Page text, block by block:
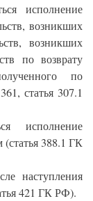
исполнение
возникших
возникших
по возврату
по
статья 307.1
исполнение
(статья 388.1 ГК
наступления
421 ГК РФ).